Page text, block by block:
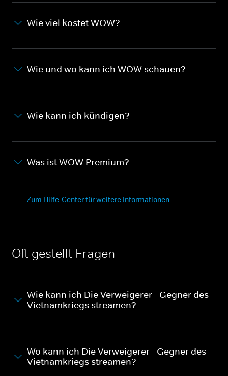
Wie viel kostet WOW?
Wie und wo kann ich WOW schauen?
Wie kann ich kündigen?
Was ist WOW Premium?
Zum Hilfe-Center für weitere Informationen
Oft gestellt Fragen
Wie kann ich Die Verweigerer - Gegner des
Vietnamkriegs streamen?
Wo kann ich Die Verweigerer - Gegner des
Vietnamkriegs streamen?